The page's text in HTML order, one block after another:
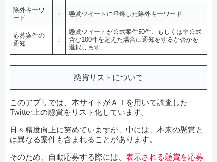
除外キーワ
ード
： 懸賞ツイートに登録した除外キーワード
応募案件の
通知
：
懸賞ツイートが公式案件50件、もしくは非公式
含む100件を超えた場合に通知をするか否かを
選択します。
懸賞リストについて
このアプリでは、本サイトがＡＩを用いて調査した
Twitter上の懸賞をリスト化しています。
日々精度向上に努めていますが、中には、本来の懸賞と
は異なる案件も含まれることがあります。
そのため、自動応募する際には、 表示される懸賞を応募